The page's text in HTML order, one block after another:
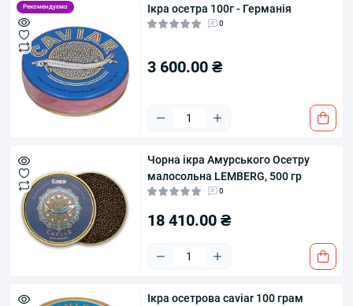
Рекомендуємо Ікра осетра 100г - Германія
0
3 600.00 ₴
Чорна ікра Амурського Осетру
малосольна LEMBERG, 500 гр
0
18 410.00 ₴
Ікра осетрова caviar 100 грам